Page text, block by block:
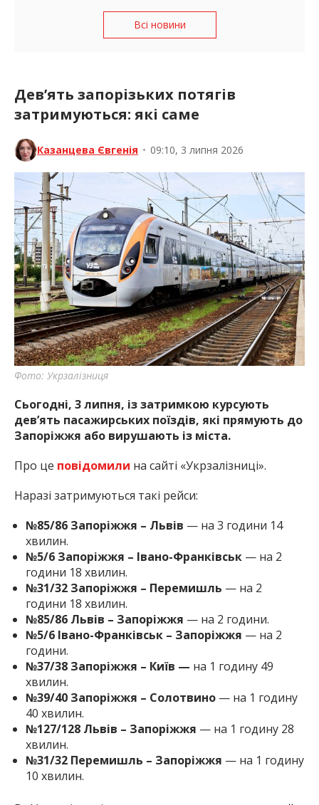
Всі новини
Дев’ять запорізьких потягів
затримуються: які саме
Казанцева Євгенія • 09:10, 3 липня 2026
Фото: Укрзалізниця
Сьогодні, 3 липня, із затримкою курсують
дев’ять пасажирських поїздів, які прямують до
Запоріжжя або вирушають із міста.
Про це повідомили на сайті «Укрзалізниці».
Наразі затримуються такі рейси:
№85/86 Запоріжжя – Львів — на 3 години 14
хвилин.
№5/6 Запоріжжя – Івано-Франківськ — на 2
години 18 хвилин.
№31/32 Запоріжжя – Перемишль — на 2
години 18 хвилин.
№85/86 Львів – Запоріжжя — на 2 години.
№5/6 Івано-Франківськ – Запоріжжя — на 2
години.
№37/38 Запоріжжя – Київ — на 1 годину 49
хвилин.
№39/40 Запоріжжя – Солотвино — на 1 годину
40 хвилин.
№127/128 Львів – Запоріжжя — на 1 годину 28
хвилин.
№31/32 Перемишль – Запоріжжя — на 1 годину
10 хвилин.